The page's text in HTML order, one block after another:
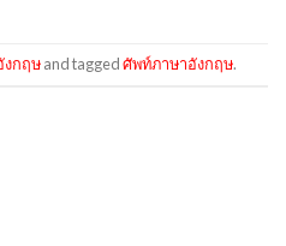
งกฤษand taggedศัพท์ภาษาอังกฤษ.